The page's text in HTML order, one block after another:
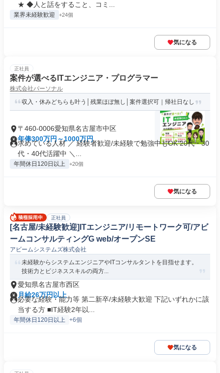
★ ◆人と話をすること、コミ...
業界未経験歓迎 +24個
気になる
正社員
案件が選べるITエンジニア・プログラマー
株式会社パーソナル
収入・休みどちらも叶う│残業ほぼ無し│案件選択可｜帰社日なし
〒460-0006愛知県名古屋市中区
年俸300万円～1000万円
求めている人材 ／ 経験者歓迎/未経験で勉強中もOK 20代・30
代・40代活躍中 ＼...
年間休日120日以上 +20個
気になる
正社員
[名古屋/未経験歓迎]ITエンジニア/リモートワーク可/アビ
ームコンサルティングG web/オープンSE
アビームシステムズ株式会社
未経験からシステムエンジニアやITコンサルタントを目指せます。
技術力とビジネススキルの両方...
愛知県名古屋市西区
月給26万円以上
必要な経験・能力等 第二新卒/未経験大歓迎 下記いずれかに該
当する方 ■IT経験2年以...
年間休日120日以上 +6個
気になる